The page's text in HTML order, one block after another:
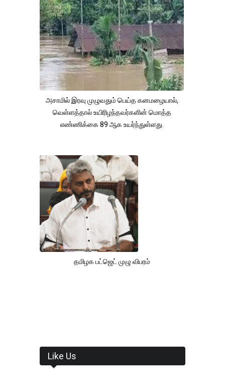
அசாமில் இரவு முழுவதும் பெய்த கனமழையால்,
வெள்ளத்தால் உயிரிழந்தவர்களின் மொத்த
எண்ணிக்கை 89 ஆக உயர்ந்துள்ளது.
தமிழக பட்ஜெட் முழு விபரம்
Like Us